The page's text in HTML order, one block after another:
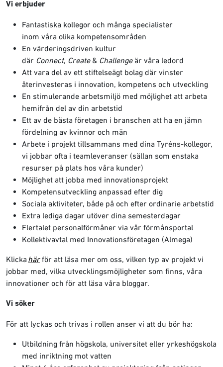
Vi erbjuder
Fantastiska kollegor och många specialister
inom våra olika kompetensområden
En värderingsdriven kultur
där Connect, Create& Challengeär våra ledord
Att vara del av ett stiftelseägt bolag där vinster
återinvesteras i innovation, kompetens och utveckling
En stimulerande arbetsmiljö med möjlighet att arbeta
hemifrån del av din arbetstid
Ett av de bästa företagen i branschen att ha en jämn
fördelning av kvinnor och män
Arbete i projekt tillsammans med dina Tyréns-kollegor,
vi jobbar ofta i teamleveranser (sällan som enstaka
resurser på plats hos våra kunder)
Möjlighet att jobba med innovationsprojekt
Kompetensutveckling anpassad efter dig
Sociala aktiviteter, både på och efter ordinarie arbetstid
Extra lediga dagar utöver dina semesterdagar
Flertalet personalförmåner via vår förmånsportal
Kollektivavtal med Innovationsföretagen (Almega)
Klicka härför att läsa mer om oss, vilken typ av projekt vi
jobbar med, vilka utvecklingsmöjligheter som finns, våra
innovationer och för att läsa våra bloggar.
Vi söker
För att lyckas och trivas i rollen anser vi att du bör ha:
Utbildning från högskola, universitet eller yrkeshögskola
med inriktning mot vatten